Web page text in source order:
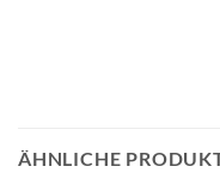
ÄHNLICHE